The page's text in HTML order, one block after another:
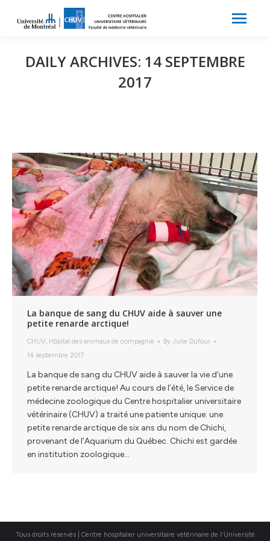
DAILY ARCHIVES: 14 SEPTEMBRE
2017
La banque de sang du CHUV aide à sauver une
petite renarde arctique!
CHUV, Hôpital des animaux de compagnie By Julie Dufour
14 septembre 2017
La banque de sang du CHUV aide à sauver la vie d’une
petite renarde arctique! Au cours de l’été, le Service de
médecine zoologique du Centre hospitalier universitaire
vétérinaire (CHUV) a traité une patiente unique: une
petite renarde arctique de six ans du nom de Chichi,
provenant de l’Aquarium du Québec. Chichi est gardée
en institution zoologique…
Tous droits réservés | Centre hospitalier universitaire vétérinaire de l'Université